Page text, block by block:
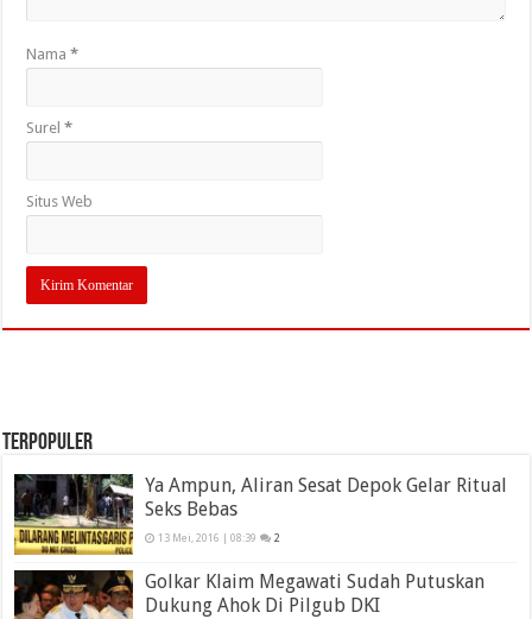
Nama*
Surel*
Situs Web
TERPOPULER
Ya Ampun, Aliran Sesat Depok Gelar Ritual
Seks Bebas
13 Mei, 2016 | 08:39 2
Golkar Klaim Megawati Sudah Putuskan
Dukung Ahok Di Pilgub DKI